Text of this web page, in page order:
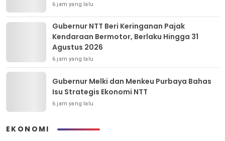
6 jam yang lalu
Gubernur NTT Beri Keringanan Pajak
Kendaraan Bermotor, Berlaku Hingga 31
Agustus 2026
6 jam yang lalu
Gubernur Melki dan Menkeu Purbaya Bahas
Isu Strategis Ekonomi NTT
6 jam yang lalu
EKONOMI